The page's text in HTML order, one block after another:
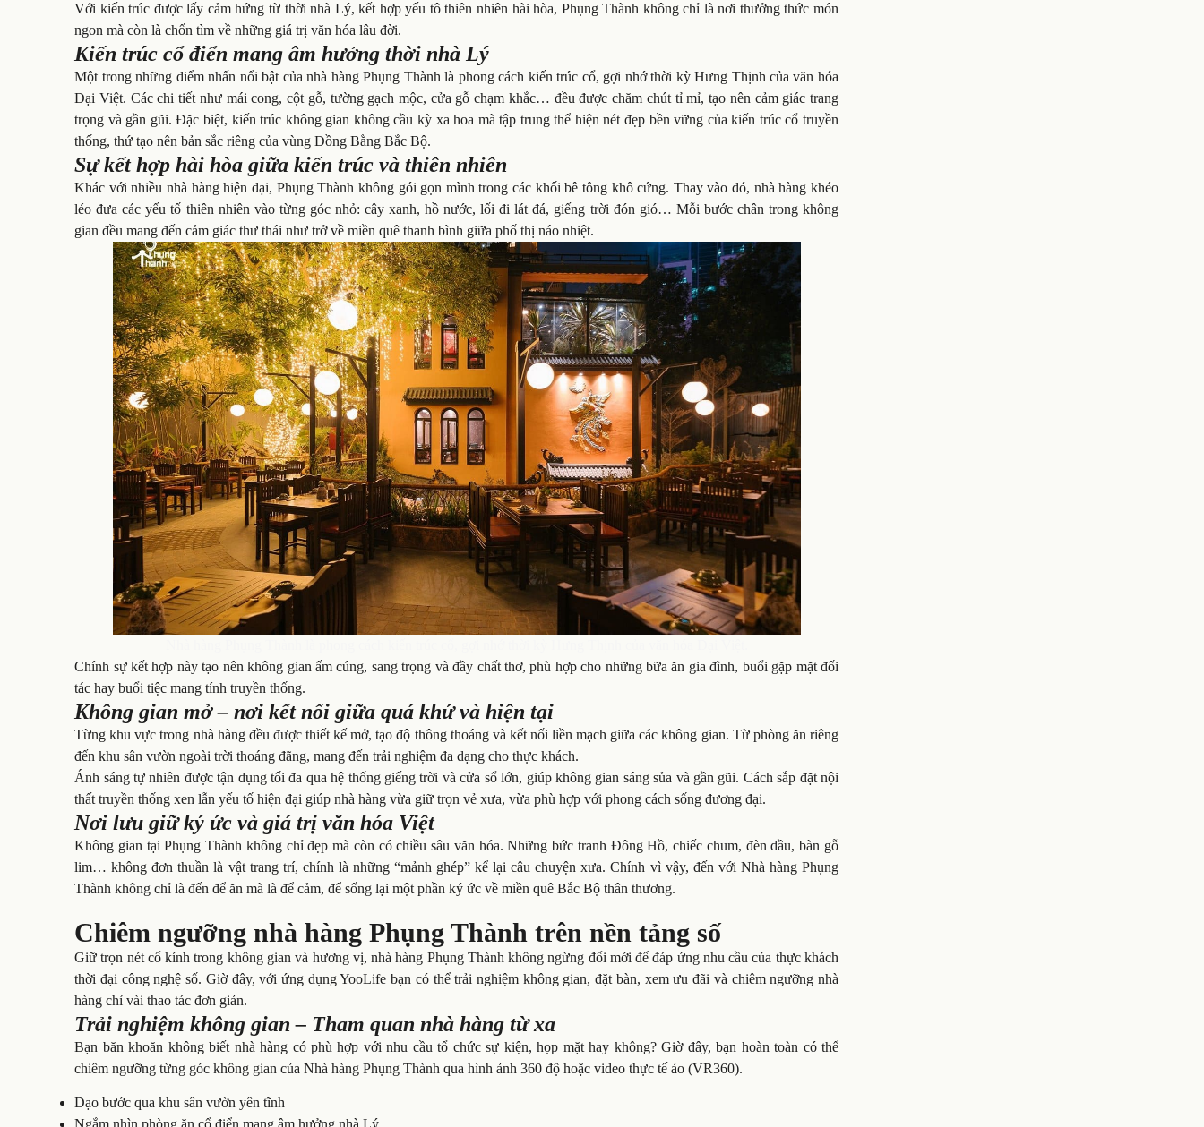
Với kiến trúc được lấy cảm hứng từ thời nhà Lý, kết hợp yếu tô thiên nhiên hài hòa, Phụng Thành không chỉ là nơi thưởng thức món
ngon mà còn là chốn tìm về những giá trị văn hóa lâu đời.
Kiến trúc cổ điển mang âm hưởng thời nhà Lý
Một trong những điểm nhấn nổi bật của nhà hàng Phụng Thành là phong cách kiến trúc cổ, gợi nhớ thời kỳ Hưng Thịnh của văn hóa
Đại Việt. Các chi tiết như mái cong, cột gỗ, tường gạch mộc, cửa gỗ chạm khắc… đều được chăm chút tỉ mỉ, tạo nên cảm giác trang
trọng và gần gũi. Đặc biệt, kiến trúc không gian không cầu kỳ xa hoa mà tập trung thể hiện nét đẹp bền vững của kiến trúc cổ truyền
thống, thứ tạo nên bản sắc riêng của vùng Đồng Bằng Bắc Bộ.
Sự kết hợp hài hòa giữa kiến trúc và thiên nhiên
Khác với nhiều nhà hàng hiện đại, Phụng Thành không gói gọn mình trong các khối bê tông khô cứng. Thay vào đó, nhà hàng khéo
léo đưa các yếu tố thiên nhiên vào từng góc nhỏ: cây xanh, hồ nước, lối đi lát đá, giếng trời đón gió… Mỗi bước chân trong không
gian đều mang đến cảm giác thư thái như trở về miền quê thanh bình giữa phố thị náo nhiệt.
Chính sự kết hợp này tạo nên không gian ấm cúng, sang trọng và đầy chất thơ, phù hợp cho những bữa ăn gia đình, buổi gặp mặt đối
tác hay buổi tiệc mang tính truyền thống.
Không gian mở – nơi kết nối giữa quá khứ và hiện tại
Từng khu vực trong nhà hàng đều được thiết kế mở, tạo độ thông thoáng và kết nối liền mạch giữa các không gian. Từ phòng ăn riêng
đến khu sân vườn ngoài trời thoáng đãng, mang đến trải nghiệm đa dạng cho thực khách.
Ánh sáng tự nhiên được tận dụng tối đa qua hệ thống giếng trời và cửa sổ lớn, giúp không gian sáng sủa và gần gũi. Cách sắp đặt nội
thất truyền thống xen lẫn yếu tố hiện đại giúp nhà hàng vừa giữ trọn vẻ xưa, vừa phù hợp với phong cách sống đương đại.
Nơi lưu giữ ký ức và giá trị văn hóa Việt
Không gian tại Phụng Thành không chỉ đẹp mà còn có chiều sâu văn hóa. Những bức tranh Đông Hồ, chiếc chum, đèn dầu, bàn gỗ
lim… không đơn thuần là vật trang trí, chính là những “mảnh ghép” kể lại câu chuyện xưa. Chính vì vậy, đến với Nhà hàng Phụng
Thành không chỉ là đến để ăn mà là để cảm, để sống lại một phần ký ức về miền quê Bắc Bộ thân thương.
Chiêm ngưỡng nhà hàng Phụng Thành trên nền tảng số
Giữ trọn nét cổ kính trong không gian và hương vị, nhà hàng Phụng Thành không ngừng đổi mới để đáp ứng nhu cầu của thực khách
thời đại công nghệ số. Giờ đây, với ứng dụng YooLife bạn có thể trải nghiệm không gian, đặt bàn, xem ưu đãi và chiêm ngưỡng nhà
hàng chỉ vài thao tác đơn giản.
Trải nghiệm không gian – Tham quan nhà hàng từ xa
Bạn băn khoăn không biết nhà hàng có phù hợp với nhu cầu tổ chức sự kiện, họp mặt hay không? Giờ đây, bạn hoàn toàn có thể
chiêm ngưỡng từng góc không gian của Nhà hàng Phụng Thành qua hình ảnh 360 độ hoặc video thực tế ảo (VR360).
Dạo bước qua khu sân vườn yên tĩnh